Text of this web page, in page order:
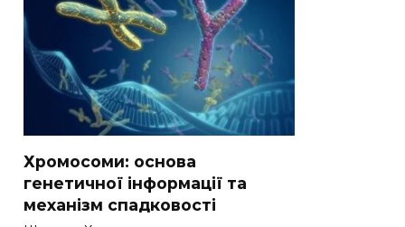
Хромосоми: основа
генетичної інформації та
механізм спадковості